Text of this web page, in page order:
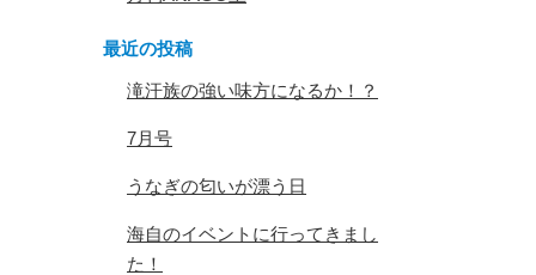
最近の投稿
滝汗族の強い味方になるか！？
7月号
うなぎの匂いが漂う日
海自のイベントに行ってきまし
た！